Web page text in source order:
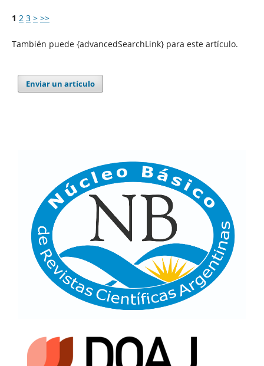
1 2 3 > >>
También puede {advancedSearchLink} para este artículo.
Enviar un artículo